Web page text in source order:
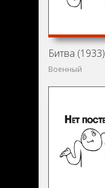
Битва (1933)
Военный